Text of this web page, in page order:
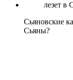
Сьяновские
Сьяны?